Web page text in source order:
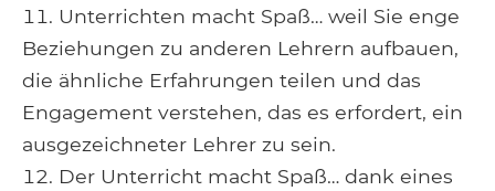
Unterrichten macht Spaß… weil Sie enge
Beziehungen zu anderen Lehrern aufbauen,
die ähnliche Erfahrungen teilen und das
Engagement verstehen, das es erfordert, ein
ausgezeichneter Lehrer zu sein.
Der Unterricht macht Spaß… dank eines